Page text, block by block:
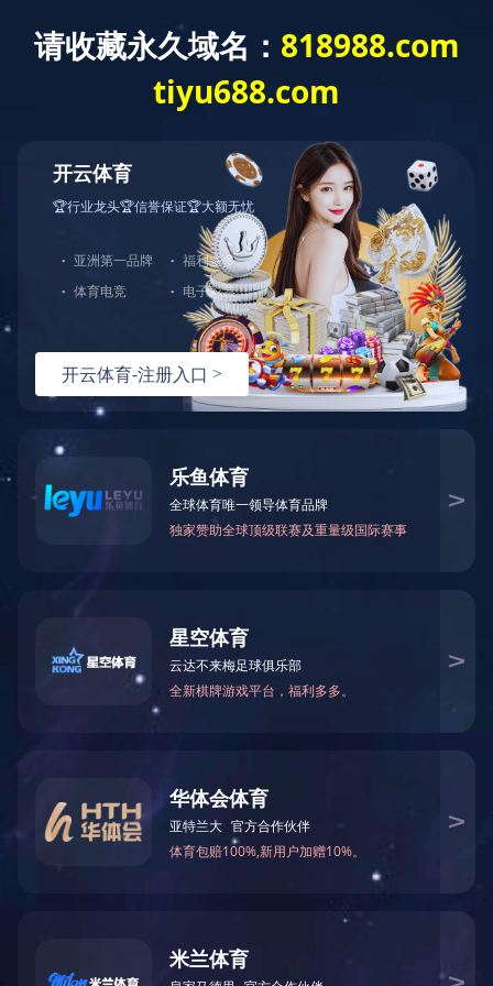
华体会体育
页
介
业
务
范
资
质
信
誉
企
业
荣
誉
公
司
业
绩
招
标
信
息
政
策
法
规
公司业绩
招标代理
政府采购
精品项目